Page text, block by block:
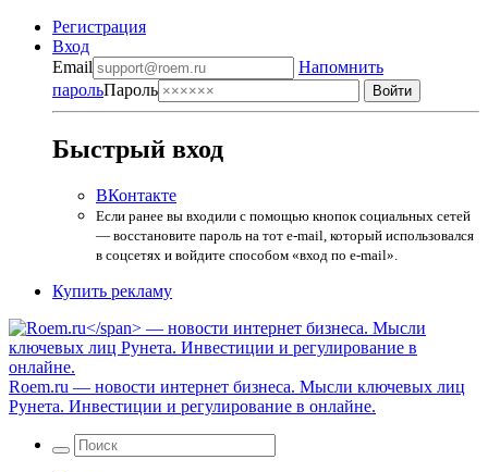
Регистрация
Вход
Email
Напомнить
парольПароль
Быстрый вход
ВКонтакте
Если ранее вы входили с помощью кнопок социальных сетей
— восстановите пароль на тот e-mail, который использовался
в соцсетях и войдите способом «вход по e-mail».
Купить рекламу
Roem.ru — новости интернет бизнеса. Мысли ключевых лиц
Рунета. Инвестиции и регулирование в онлайне.